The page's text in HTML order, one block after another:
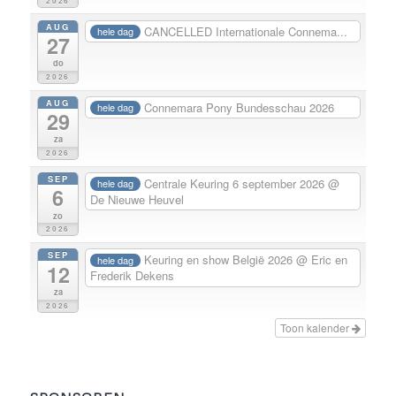
AUG
27
do
2026
hele dag CANCELLED Internationale Connema...
AUG
29
za
2026
hele dag Connemara Pony Bundesschau 2026
SEP
6
zo
2026
hele dag Centrale Keuring 6 september 2026 @
De Nieuwe Heuvel
SEP
12
za
2026
hele dag Keuring en show België 2026 @ Eric en
Frederik Dekens
Toon kalender